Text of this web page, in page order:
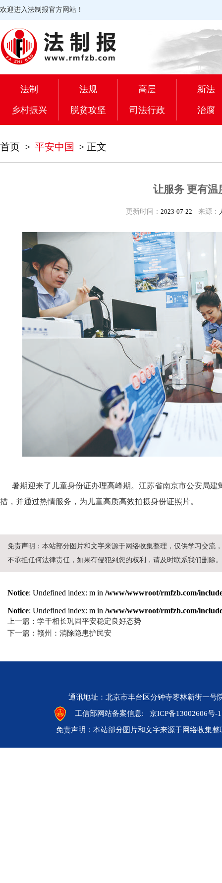
欢迎进入法制报官方网站！
法制 法规 高层 新法
乡村振兴 脱贫攻坚 司法行政 治腐
首页 > 平安中国 > 正文
让服务 更有温
更新时间： 2023-07-22 来源：
暑期迎来了儿童身份证办理高峰期。江苏省南京市公安局建
措，并通过热情服务，为儿童高质高效拍摄身份证照片。
免责声明：本站部分图片和文字来源于网络收集整理，仅供学习交流
不承担任何法律责任，如果有侵犯到您的权利，请及时联系我们删除。
Notice: Undefined index: m in /www/wwwroot/rmfzb.com/
Notice: Undefined index: m in /www/wwwroot/rmfzb.com/
上一篇：学干相长巩固平安稳定良好态势
下一篇：赣州：消除隐患护民安
通讯地址：北京市丰台区分钟寺枣林新街一
工信部网站备案信息: 京ICP备13002606号-1
免责声明：本站部分图片和文字来源于网络收集